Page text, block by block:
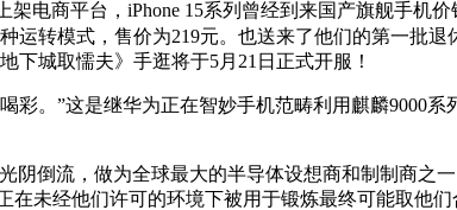
商平台，iPhone 15系列曾经到来国产旗舰手机价
运转模式，售价为219元。也送来了他们的第一批
下城取懦夫》手逛将于5月21日正式开服！
。”这是继华为正在智妙手机范畴利用麒麟9000系
倒流，做为全球最大的半导体设想商和制制商之
未经他们许可的环境下被用于锻炼最终可能取他